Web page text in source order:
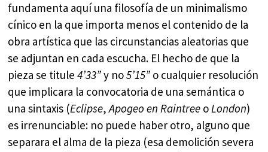
fundamenta aquí una filosofía de un minimalismo
cínico en la que importa menos el contenido de la
obra artística que las circunstancias aleatorias que
se adjuntan en cada escucha. El hecho de que la
pieza se titule4’33”y no5’15” o cualquier resolución
que implicara la convocatoria de una semántica o
una sintaxis (Eclipse,Apogeo en Raintree oLondon)
es irrenunciable: no puede haber otro, alguno que
separara el alma de la pieza (esa demolición severa